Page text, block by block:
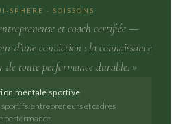
SPHÈRE · SOISSONS
et coach certifiée —
d'une conviction : la connaissance
de toute performance durable. »
mentale sportive
entrepreneurs et cadres
performance.